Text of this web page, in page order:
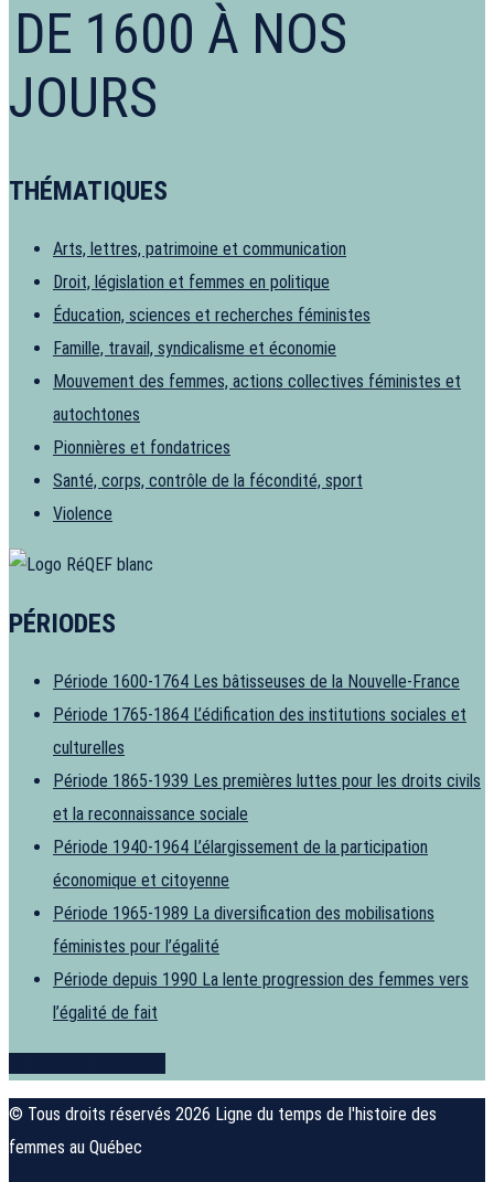
DE 1600 À NOS
JOURS
THÉMATIQUES
Arts, lettres, patrimoine et communication
Droit, législation et femmes en politique
Éducation, sciences et recherches féministes
Famille, travail, syndicalisme et économie
Mouvement des femmes, actions collectives féministes et
autochtones
Pionnières et fondatrices
Santé, corps, contrôle de la fécondité, sport
Violence
PÉRIODES
Période 1600-1764 Les bâtisseuses de la Nouvelle-France
Période 1765-1864 L’édification des institutions sociales et
culturelles
Période 1865-1939 Les premières luttes pour les droits civils
et la reconnaissance sociale
Période 1940-1964 L’élargissement de la participation
économique et citoyenne
Période 1965-1989 La diversification des mobilisations
féministes pour l’égalité
Période depuis 1990 La lente progression des femmes vers
l’égalité de fait
© Tous droits réservés 2026 Ligne du temps de l'histoire des
femmes au Québec